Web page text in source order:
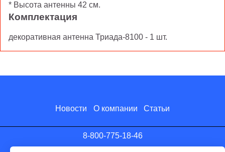
* Высота антенны 42 см.
Комплектация
декоративная антенна Триада-8100 - 1 шт.
Новости О компании Статьи
8-800-775-18-46